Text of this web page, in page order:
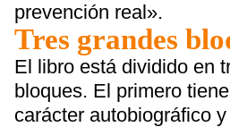
prevención real».
Tres grandes
El libro está dividido en
bloques. El primero
carácter autobiográfico